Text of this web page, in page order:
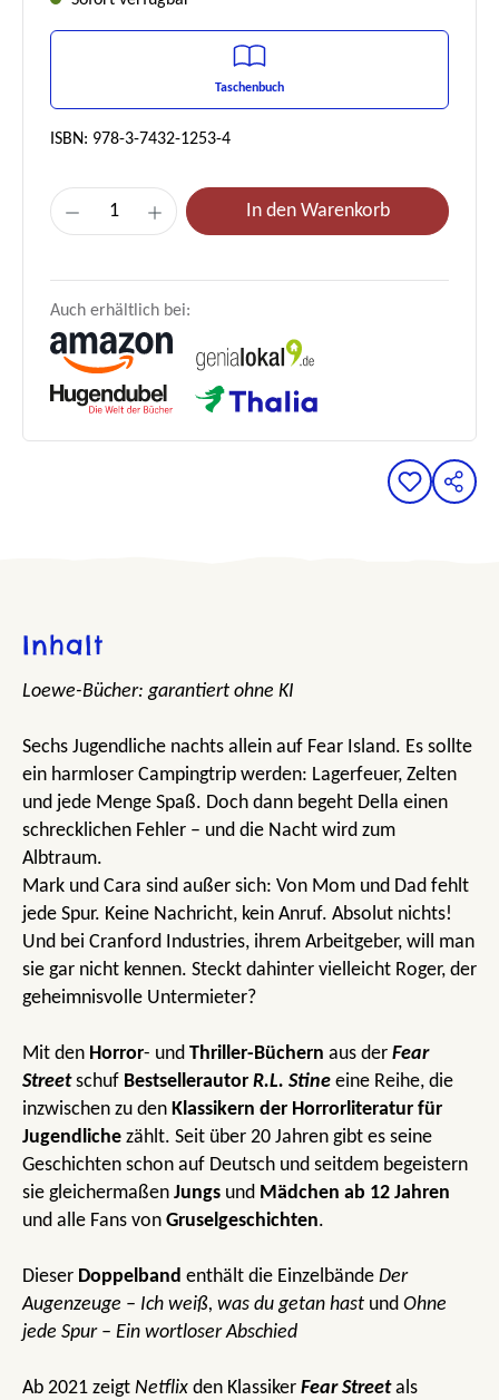
Taschenbuch
ISBN: 978-3-7432-1253-4
Produkt Anzahl: Gib den gewünschten
In den Warenkorb
Auch erhältlich bei:
Inhalt
Loewe-Bücher: garantiert ohne KI
Sechs Jugendliche nachts allein auf Fear Island. Es sollte
ein harmloser Campingtrip werden: Lagerfeuer, Zelten
und jede Menge Spaß. Doch dann begeht Della einen
schrecklichen Fehler – und die Nacht wird zum
Albtraum.
Mark und Cara sind außer sich: Von Mom und Dad fehlt
jede Spur. Keine Nachricht, kein Anruf. Absolut nichts!
Und bei Cranford Industries, ihrem Arbeitgeber, will man
sie gar nicht kennen. Steckt dahinter vielleicht Roger, der
geheimnisvolle Untermieter?
Mit den Horror- und Thriller-Büchern aus der Fear
Streetschuf Bestsellerautor R.L. Stine eine Reihe, die
inzwischen zu den Klassikern der Horrorliteratur für
Jugendliche zählt. Seit über 20 Jahren gibt es seine
Geschichten schon auf Deutsch und seitdem begeistern
sie gleichermaßen Jungs und Mädchen ab 12 Jahren
und alle Fans von Gruselgeschichten.
Dieser Doppelband enthält die Einzelbände Der
Augenzeuge – Ich weiß, was du getan hast und Ohne
jede Spur – Ein wortloser Abschied
Ab 2021 zeigt Netflix den Klassiker Fear Streetals